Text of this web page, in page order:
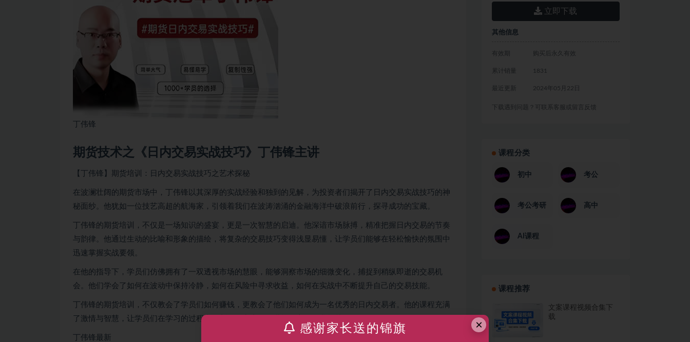
丁伟锋
期货技术之《日内交易实战技巧》丁伟锋主讲
【丁伟锋】期货培训：日内交易实战技巧之艺术探秘
在波澜壮阔的期货市场中，丁伟锋以其深厚的实战经验和独到的见解，为投资者们揭开了日内交易实战技巧的神
秘面纱。他犹如一位技艺高超的航海家，引领着我们在波涛汹涌的金融海洋中破浪前行，探寻成功的宝藏。
丁伟锋的期货培训，不仅是一场知识的盛宴，更是一次智慧的启迪。他深谙市场脉搏，精准把握日内交易的节奏
与韵律。他通过生动的比喻和形象的描绘，将复杂的交易技巧变得浅显易懂，让学员们能够在轻松愉快的氛围中
迅速掌握实战要领。
在他的指导下，学员们仿佛拥有了一双透视市场的慧眼，能够洞察市场的细微变化，捕捉到稍纵即逝的交易机
会。他们学会了如何在波动中保持冷静，如何在风险中寻求收益，如何在实战中不断提升自己的交易技能。
丁伟锋的期货培训，不仅教会了学员们如何赚钱，更教会了他们如何成为一名优秀的日内交易者。他的课程充满
了激情与智慧，让学员们在学习的过程中不断激发出内在的潜能，实现自我超越。
丁伟锋最新
立即下载
其他信息
有效期 购买后永久有效
累计销量 1831
最近更新 2024年05月22日
下载遇到问题？可联系客服或留言反馈
课程分类
初中 考公
考公考研 高中
AI课程
课程推荐
文案课程视频合集下
载
×
感谢家长送的锦旗